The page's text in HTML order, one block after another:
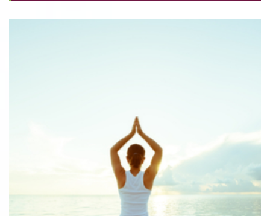
אבחון של מחלת הסרטן מלווה בתנודות רגשיות ובמחשבות
הנעות בין תקווה לבין דאגה וחשש. כאשר מתבררת האבחנה,
בשעת משבר. העובדות הסוציאליות במכון האונקולוגי הן חלק
מהצוות הרב מקצועי העומד לרשות החולים ובני
משפחותיהם.צוות העובדות הסוציאליות מחולק בהתאם לתת-
אבחנות של מחלת הסרטן. מצורפת טבלה המפרטת את תת
ההתמחויות ודרכי התקשרות. בהתבסס על הערכה הפסיכו
סוציאלית של החולה ומשפחתו מורכבת תוכנית הטיפול
המתאימה לצרכים של המטופל ובני משפחתו.